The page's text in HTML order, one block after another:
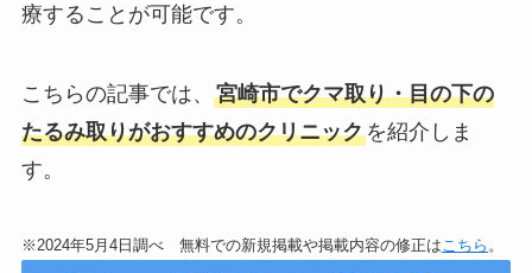
療することが可能です。
こちらの記事では、 宮崎市でクマ取り・目の下の
たるみ取りがおすすめのクリニックを紹介しま
す。
※2024年5月4日調べ 無料での新規掲載や掲載内容の修正はこちら 。